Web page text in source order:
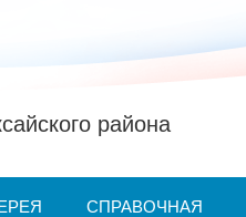
района
СПРАВОЧНАЯ